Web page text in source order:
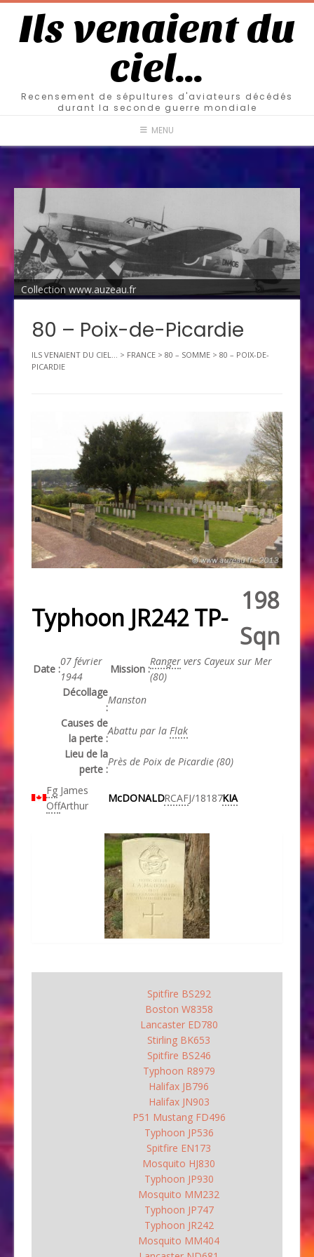
Ils venaient du
ciel…
Recensement de sépultures d'aviateurs décédés
durant la seconde guerre mondiale
MENU
Collection www.auzeau.fr
80 – Poix-de-Picardie
ILS VENAIENT DU CIEL... > FRANCE > 80 – SOMME > 80 – POIX-DE-
PICARDIE
Typhoon JR242 TP-
198
Sqn
Date :
07 février
1944
Mission :
Ranger vers Cayeux sur Mer
(80)
Décollage
:
Manston
Causes de
la perte :
Abattu par la Flak
Lieu de la
perte :
Près de Poix de Picardie (80)
Fg
Off
James
Arthur
McDONALDRCAFJ/18187KIA
Spitfire BS292
Boston W8358
Lancaster ED780
Stirling BK653
Spitfire BS246
Typhoon R8979
Halifax JB796
Halifax JN903
P51 Mustang FD496
Typhoon JP536
Spitfire EN173
Mosquito HJ830
Typhoon JP930
Mosquito MM232
Typhoon JP747
Typhoon JR242
Mosquito MM404